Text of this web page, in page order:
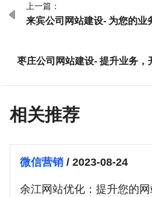

上一篇：
来宾公司网站建设- 为您的业
枣庄公司网站建设- 提升业务，
相关推荐
微信营销/ 2023-08-24
余江网站优化：提升您的